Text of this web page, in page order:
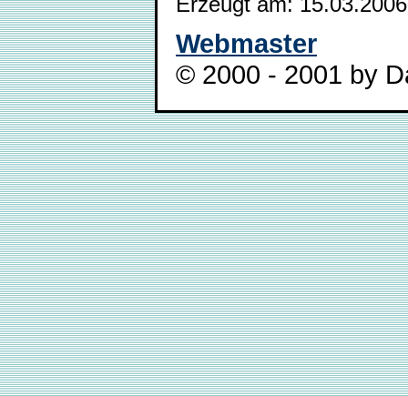
Webmaster
© 2000 - 2001 by